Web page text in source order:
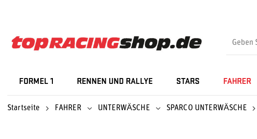
FORMEL 1 RENNEN UND RALLYE STARS FAHRER
Startseite FAHRER UNTERWÄSCHE SPARCO UNTERWÄSCHE